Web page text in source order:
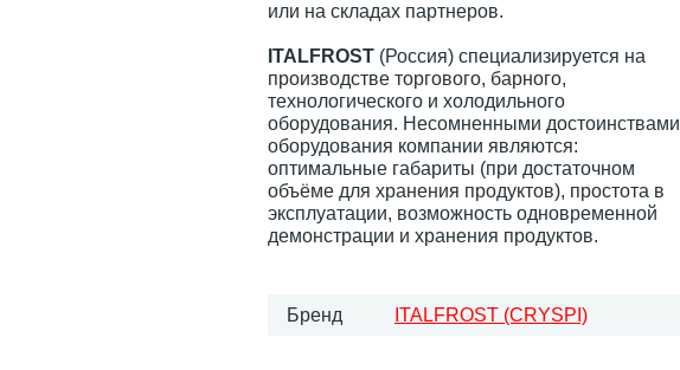
или на складах партнеров.
ITALFROST (Россия) специализируется на
производстве торгового, барного,
технологического и холодильного
оборудования. Несомненными достоинствами
оборудования компании являются:
оптимальные габариты (при достаточном
объёме для хранения продуктов), простота в
эксплуатации, возможность одновременной
демонстрации и хранения продуктов.
Бренд ITALFROST (CRYSPI)